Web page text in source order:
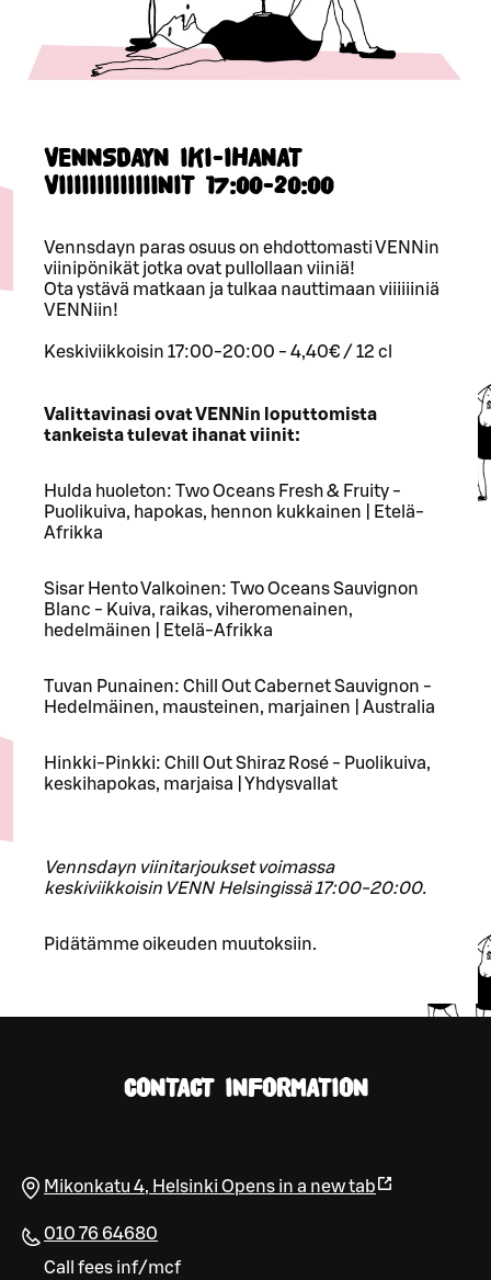
VENNSDAYN IKI-IHANAT
VIIIIIIIIIIIIINIT 17:00-20:00
Vennsdayn paras osuus on ehdottomasti VENNin
viinipönikät jotka ovat pullollaan viiniä!
Ota ystävä matkaan ja tulkaa nauttimaan viiiiiiniä
VENNiin!
Keskiviikkoisin 17:00-20:00 - 4,40€ / 12 cl
Valittavinasi ovat VENNin loputtomista
tankeista tulevat ihanat viinit:
Hulda huoleton: Two Oceans Fresh & Fruity -
Puolikuiva, hapokas, hennon kukkainen | Etelä-
Afrikka
Sisar Hento Valkoinen: Two Oceans Sauvignon
Blanc - Kuiva, raikas, viheromenainen,
hedelmäinen | Etelä-Afrikka
Tuvan Punainen: Chill Out Cabernet Sauvignon -
Hedelmäinen, mausteinen, marjainen | Australia
Hinkki-Pinkki: Chill Out Shiraz Rosé - Puolikuiva,
keskihapokas, marjaisa | Yhdysvallat
Vennsdayn viinitarjoukset voimassa
keskiviikkoisin VENN Helsingissä 17:00-20:00.
Pidätämme oikeuden muutoksiin.
CONTACT INFORMATION
Mikonkatu 4, Helsinki Opens in a new tab
010 76 64680
Call fees inf/mcf